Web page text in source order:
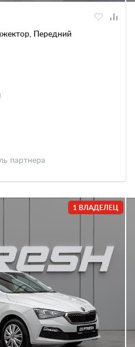
Передний
партнера
1 ВЛАДЕЛЕЦ